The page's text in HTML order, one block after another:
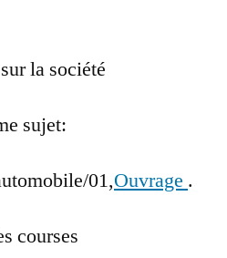
la société
sujet:
01,Ouvrage .
courses